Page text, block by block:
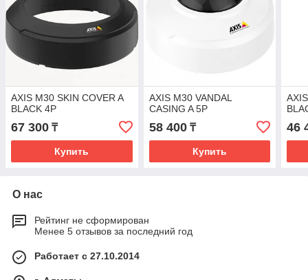
AXIS M30 SKIN COVER A
BLACK 4P
67 300 ₸
Купить
AXIS M30 VANDAL
CASING A 5P
58 400₸
Купить
46
О нас
Рейтинг не сформирован
Менее 5 отзывов за последний год
Работает с 27.10.2014